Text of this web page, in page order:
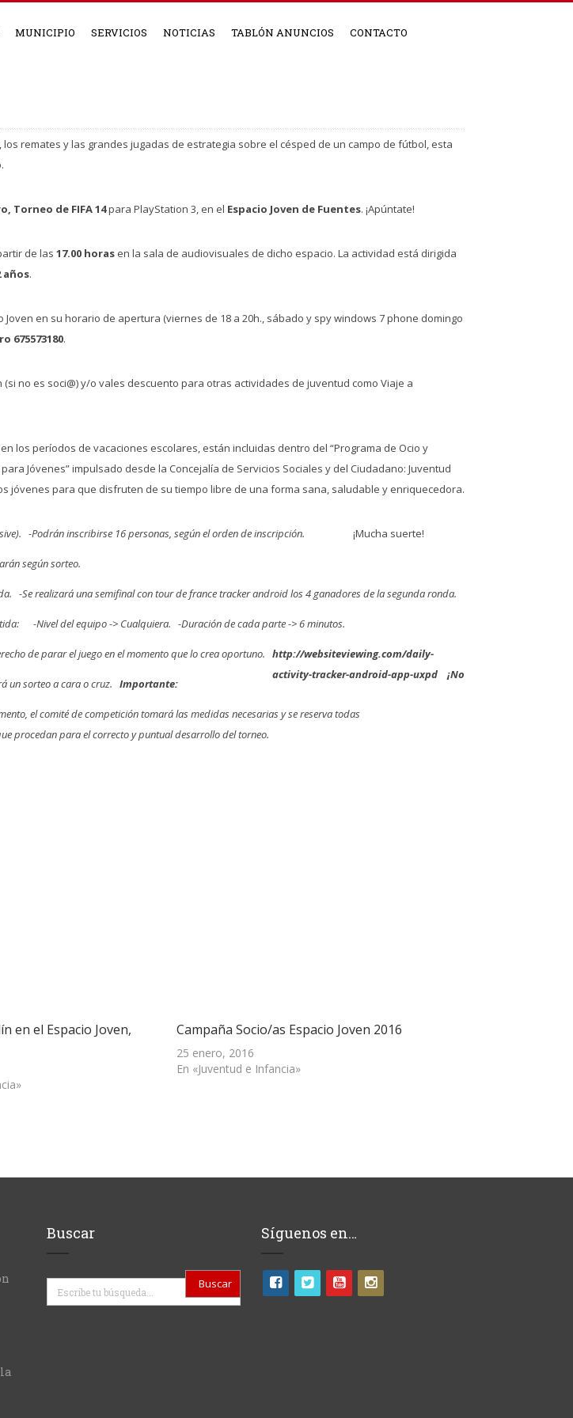
MUNICIPIO SERVICIOS NOTICIAS TABLÓN ANUNCIOS CONTACTO
los remates y las grandes jugadas de estrategia sobre el césped de un campo de fútbol, esta
Torneo de FIFA 14para PlayStation 3, en el Espacio Joven de Fuentes. ¡Apúntate!
de las 17.00 horas en la sala de audiovisuales de dicho espacio. La actividad está dirigida
años.
Joven en su horario de apertura (viernes de 18 a 20h., sábado y spy windows 7 phone domingo
675573180.
no es soci@) y/o vales descuento para otras actividades de juventud como Viaje a
los períodos de vacaciones escolares, están incluidas dentro del “Programa de Ocio y
para Jóvenes” impulsado desde la Concejalía de Servicios Sociales y del Ciudadano: Juventud
jóvenes para que disfruten de su tiempo libre de una forma sana, saludable y enriquecedora.
-Podrán inscribirse 16 personas, según el orden de inscripción.
según sorteo.
-Se realizará una semifinal contour de france tracker androidlos 4 ganadores de la segunda ronda.
-Nivel del equipo -> Cualquiera. -Duración de cada parte -> 6 minutos.
de parar el juego en el momento que lo crea oportuno.
un sorteo a cara o cruz. Importante:
el comité de competición tomará las medidas necesarias y se reserva todas
procedan para el correcto y puntual desarrollo del torneo.
¡Mucha suerte!
http://websiteviewing.com/daily-
activity-tracker-android-app-uxpd ¡No
en el Espacio Joven,
Campaña Socio/as Espacio Joven 2016
25 enero, 2016
En «Juventud e Infancia»
Buscar
Buscar
Síguenos en…